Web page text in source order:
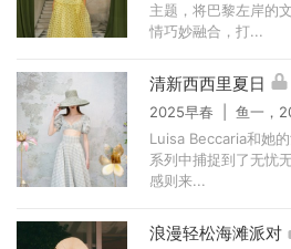
主题，将巴黎左岸的
情巧妙融合，打...
清新西西里夏日
2025早春 | 鱼一，
Luisa Beccaria和她
系列中捕捉到了无忧
感则来...
浪漫轻松海滩派对